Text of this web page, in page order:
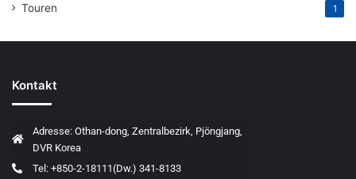
Touren 1
Kontakt
Adresse: Othan-dong, Zentralbezirk, Pjöngjang,
DVR Korea
Tel: +850-2-18111(Dw.) 341-8133